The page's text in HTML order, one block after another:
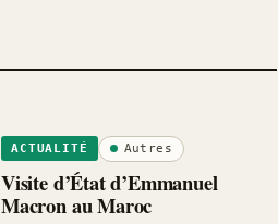
ACTUALITÉ Autres
Visite d’État d’Emmanuel
Macron au Maroc